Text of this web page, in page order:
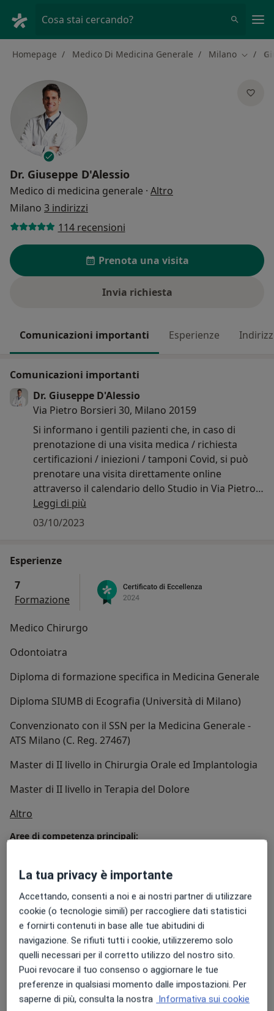
Cosa stai cercando?
Homepage Medico Di Medicina Generale Milano
Dr. Giuseppe D'Alessio
Medico di medicina generale · Altro
Milano 3 indirizzi
114 recensioni
Prenota una visita
Invia richiesta
Comunicazioni importanti Esperienze
Comunicazioni importanti
Dr. Giuseppe D'Alessio
Via Pietro Borsieri 30, Milano 20159
Si informano i gentili pazienti che, in caso di
prenotazione di una visita medica / richiesta
certificazioni / iniezioni / tamponi Covid, si può
prenotare una visita direttamente online
attraverso il calendario dello Studio in Via Pietro
Borsieri 30, oppure far riferimento ai contatti
collegati al suddetto Studio.
Leggi di più
03/10/2023
Esperienze
7
Formazione
Medico Chirurgo
Odontoiatra
Diploma di formazione specifica in Medicina Generale
Diploma SIUMB di Ecografia (Università di Milano)
Convenzionato con il SSN per la Medicina Generale -
ATS Milano (C. Reg. 27467)
Master di II livello in Chirurgia Orale ed Implantologia
Master di II livello in Terapia del Dolore
Altro
Aree di competenza principali:
Odontoiatria
Chirurgia orale
Principali patologie trattate
Ipertensione Dolore Asma
Bruciore
Sciatalgia
+5a11y_sr_more_diseases
Presso questo indirizzo visito
Adulti
Bambini a partire da 12 anni (Solo in alcuni indirizzi)
La tua privacy è importante
Accettando, consenti a noi e ai nostri partner di utilizzare
cookie (o tecnologie simili) per raccogliere dati statistici
e fornirti contenuti in base alle tue abitudini di
navigazione. Se rifiuti tutti i cookie, utilizzeremo solo
quelli necessari per il corretto utilizzo del nostro sito.
Puoi revocare il tuo consenso o aggiornare le tue
preferenze in qualsiasi momento dalle impostazioni. Per
saperne di più, consulta la nostra Informativa sui cookie